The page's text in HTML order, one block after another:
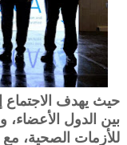
حيث يهدف الاجتماع
بين الدول
للأزمات الصحية،